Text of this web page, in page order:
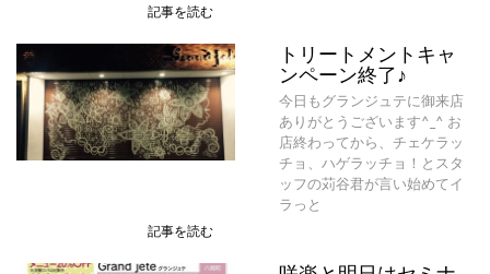
記事を読む
トリートメントキャ
ンペーン終了♪
今日もグランジュテに御来店
ありがとうございます^_^ お
店終わってから、チェケラッ
チョ、ハゲラッチョ！とスタ
ッフの苅谷君が言い始めてイ
ラっと
記事を読む